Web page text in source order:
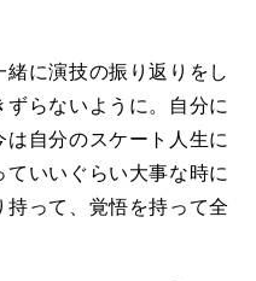
緒に演技の振り返りをし
らないように。自分に
自分のスケート人生に
いいぐらい大事な時に
って、覚悟を持って全